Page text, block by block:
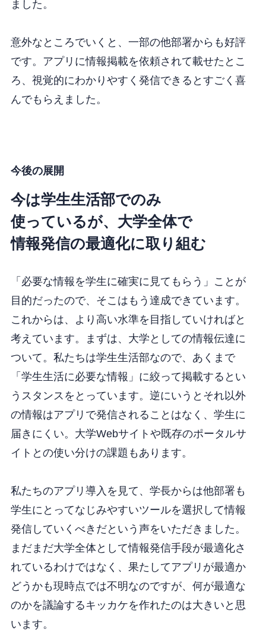
ました。
意外なところでいくと、一部の他部署からも好評
です。アプリに情報掲載を依頼されて載せたとこ
ろ、視覚的にわかりやすく発信できるとすごく喜
んでもらえました。
今後の展開
今は学生生活部でのみ
使っているが、 大学全体で
情報発信の最適化に取り組む
「必要な情報を学生に確実に見てもらう」ことが
目的だったので、そこはもう達成できています。
これからは、より高い水準を目指していければと
考えています。まずは、大学としての情報伝達に
ついて。私たちは学生生活部なので、あくまで
「学生生活に必要な情報」に絞って掲載するとい
うスタンスをとっています。逆にいうとそれ以外
の情報はアプリで発信されることはなく、学生に
届きにくい。大学Webサイトや既存のポータルサ
イトとの使い分けの課題もあります。
私たちのアプリ導入を見て、学長からは他部署も
学生にとってなじみやすいツールを選択して情報
発信していくべきだという声をいただきました。
まだまだ大学全体として情報発信手段が最適化さ
れているわけではなく、果たしてアプリが最適か
どうかも現時点では不明なのですが、何が最適な
のかを議論するキッカケを作れたのは大きいと思
います。